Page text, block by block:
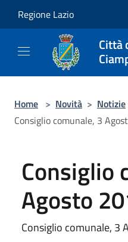
Regione Lazio
Città
Home > Novità > Notizie
Consiglio comunale, 3
Consiglio
Agosto
Consiglio comunale, 3